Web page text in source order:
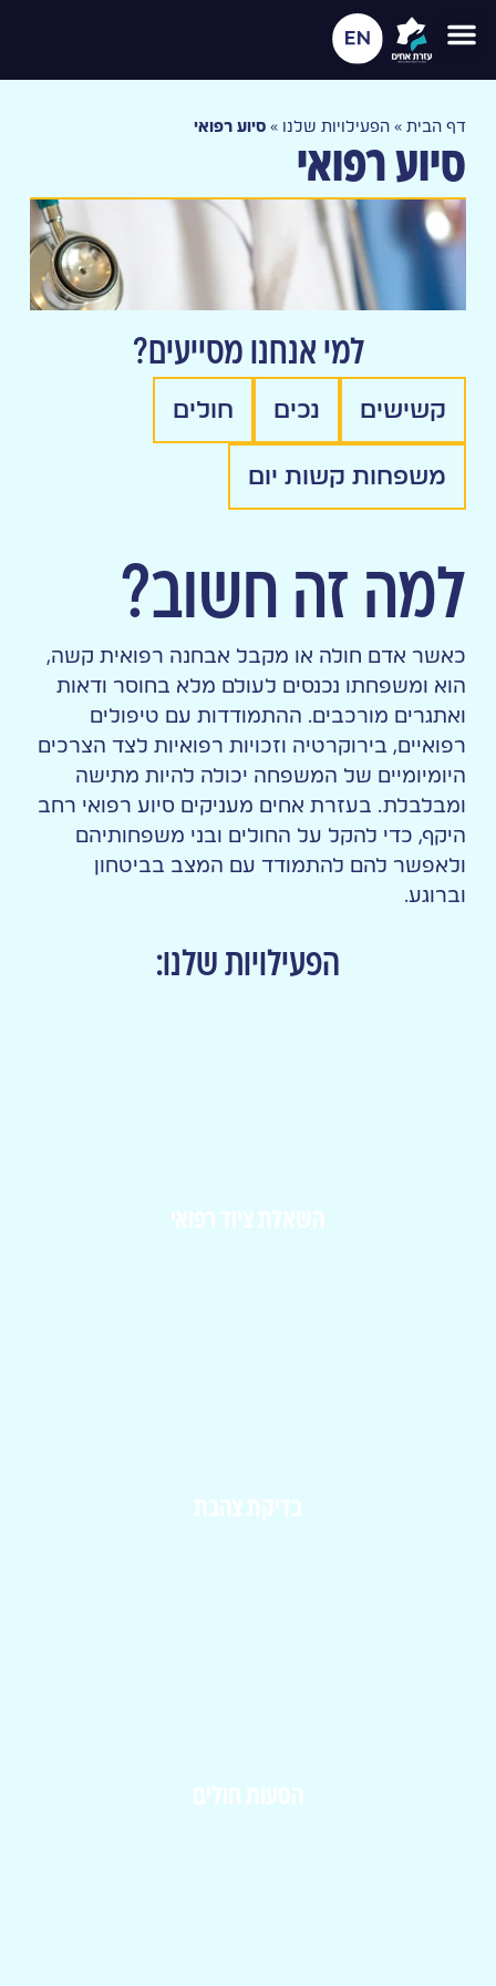
דף הבית» הפעילויות שלנו » סיוע רפואי
סיוע רפואי
למי אנחנו מסייעים?
קשישים נכים חולים
משפחות קשות יום
למה זה חשוב?
כאשר אדם חולה או מקבל אבחנה רפואית קשה,
הוא ומשפחתו נכנסים לעולם מלא בחוסר ודאות
ואתגרים מורכבים. ההתמודדות עם טיפולים
רפואיים, בירוקרטיה וזכויות רפואיות לצד הצרכים
היומיומיים של המשפחה יכולה להיות מתישה
ומבלבלת. בעזרת אחים מעניקים סיוע רפואי רחב
היקף, כדי להקל על החולים ובני משפחותיהם
ולאפשר להם להתמודד עם המצב בביטחון
וברוגע.
הפעילויות שלנו:
השאלת ציוד רפואי
בדיקת צהבת
הסעות חולים